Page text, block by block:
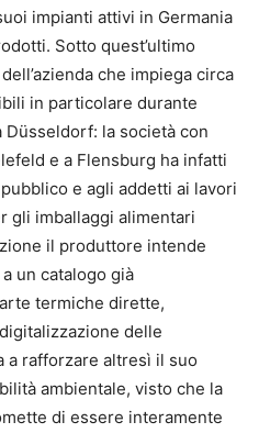
impianti attivi in Germania
Sotto quest’ultimo
che impiega circa
in particolare durante
Düsseldorf: la società con
e a Flensburg ha infatti
e agli addetti ai lavori
gli imballaggi alimentari
il produttore intende
un catalogo già
termiche dirette,
delle
a rafforzare altresì il suo
ambientale, visto che la
di essere interamente